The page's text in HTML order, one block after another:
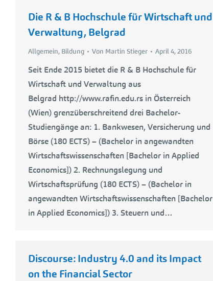
Die R & B Hochschule für Wirtschaft und
Verwaltung, Belgrad
Allgemein, Bildung Von Martin Stieger April 4, 2016
Seit Ende 2015 bietet die R & B Hochschule für
Wirtschaft und Verwaltung aus
Belgrad http://www.rafin.edu.rs in Österreich
(Wien) grenzüberschreitend drei Bachelor-
Studiengänge an: 1. Bankwesen, Versicherung und
Börse (180 ECTS) – (Bachelor in angewandten
Wirtschaftswissenschaften [Bachelor in Applied
Economics]) 2. Rechnungslegung und
Wirtschaftsprüfung (180 ECTS) – (Bachelor in
angewandten Wirtschaftswissenschaften [Bachelor
in Applied Economics]) 3. Steuern und…
Discourse: Industry 4.0 and its Impact
on the Financial Sector